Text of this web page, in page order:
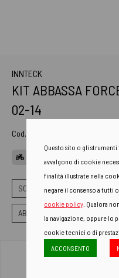
INNTECK
KIT ABBASSA
02-14
Cod. Art.
SOSPENSIONI ABBASSA
ABBASSA FORCELLA STANDARD
Questo sito o gli
avvalgono di cookie
finalità illustrate nella
negare il consenso a tutti
cookie policy . Qualora
la navigazione, oppure lo
cookie tecnici o di
ACCONSENTO